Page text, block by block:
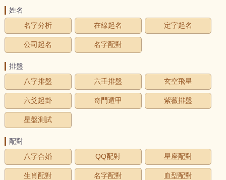
姓名
名字分析
在線起名 定字起名
公司起名 名字配對
排盤
八字排盤
六壬排盤 玄空飛星
六爻起卦 奇門遁甲 紫薇排盤
星盤測試
配對
八字合婚
QQ配對 星座配對
生肖配對 名字配對 血型配對